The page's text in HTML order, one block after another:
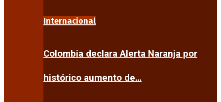
Internacional
Colombia declara Alerta Naranja por
histórico aumento de…